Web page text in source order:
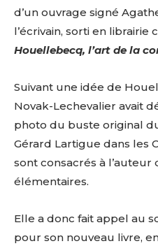
d’un ouvrage signé
l’écrivain, sorti en librairie
Houellebecq, l’art de la
Suivant une idée de
Novak-Lechevalier avait
photo du buste original
Gérard Lartigue dans les
sont consacrés à l’auteur
élémentaires.
Elle a donc fait appel au
pour son nouveau livre,